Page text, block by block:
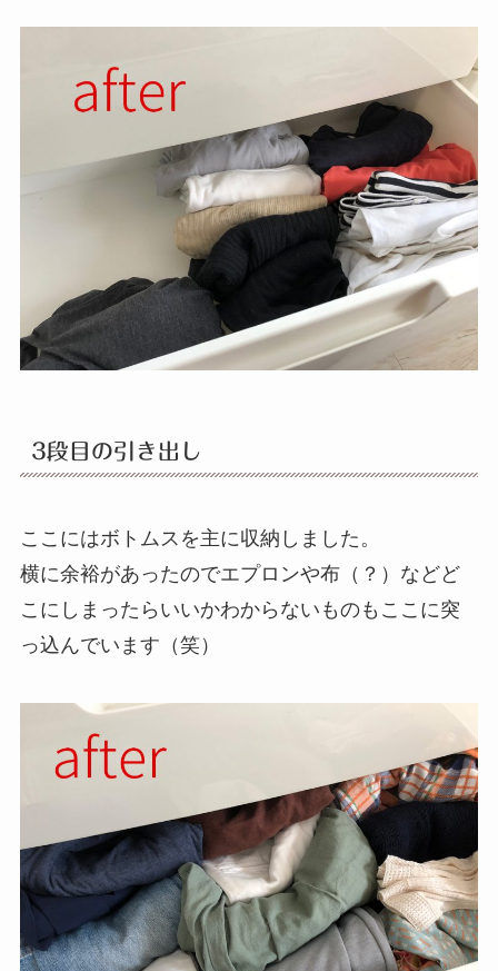
3段目の引き出し
ここにはボトムスを主に収納しました。
横に余裕があったのでエプロンや布（？）などど
こにしまったらいいかわからないものもここに突
っ込んでいます（笑）